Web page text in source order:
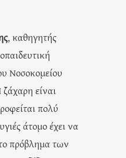
, καθηγητής
Νοσοκομείου
είναι
πολύ
άτομο έχει να
πρόβλημα των